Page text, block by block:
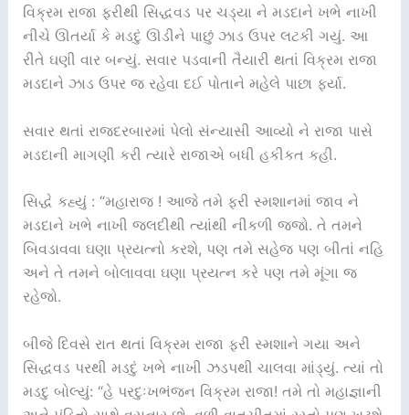
વિક્રમ રાજા ફરીથી સિદ્ધવડ પર ચડ્યા ને મડદાને ખભે નાખી
નીચે ઊતર્યા કે મડદું ઊડીને પાછું ઝાડ ઉપર લટકી ગયું. આ
રીતે ઘણી વાર બન્યું. સવાર પડવાની તૈયારી થતાં વિક્રમ રાજા
મડદાને ઝાડ ઉપર જ રહેવા દઈ પોતાને મહેલે પાછા ફર્યા.
સવાર થતાં રાજદરબારમાં પેલો સંન્યાસી આવ્યો ને રાજા પાસે
મડદાની માગણી કરી ત્યારે રાજાએ બધી હકીકત કહી.
સિદ્ધે કહ્યું : “મહારાજ ! આજે તમે ફરી સ્મશાનમાં જાવ ને
મડદાને ખભે નાખી જલદીથી ત્યાંથી નીકળી જજો. તે તમને
બિવડાવવા ઘણા પ્રયત્નો કરશે, પણ તમે સહેજ પણ બીતાં નહિ
અને તે તમને બોલાવવા ઘણા પ્રયત્ન કરે પણ તમે મૂંગા જ
રહેજો.
બીજે દિવસે રાત થતાં વિક્રમ રાજા ફરી સ્મશાને ગયા અને
સિદ્ધવડ પરથી મડદું ખભે નાખી ઝડપથી ચાલવા માંડ્યું. ત્યાં તો
મડદુ બોલ્યું: “હે પરદુઃખભંજન વિક્રમ રાજા! તમે તો મહાજ્ઞાની